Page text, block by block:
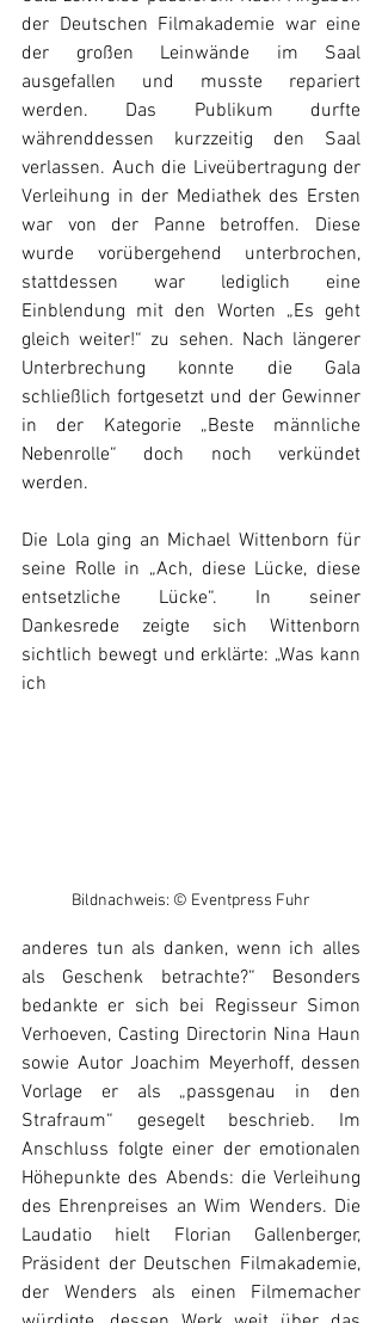
der Deutschen Filmakademie war eine
der großen Leinwände im Saal
ausgefallen und musste repariert
werden. Das Publikum durfte
währenddessen kurzzeitig den Saal
verlassen. Auch die Liveübertragung der
Verleihung in der Mediathek des Ersten
war von der Panne betroffen. Diese
wurde vorübergehend unterbrochen,
stattdessen war lediglich eine
Einblendung mit den Worten „Es geht
gleich weiter!“ zu sehen. Nach längerer
Unterbrechung konnte die Gala
schließlich fortgesetzt und der Gewinner
in der Kategorie „Beste männliche
Nebenrolle“ doch noch verkündet
werden.
Die Lola ging an Michael Wittenborn für
seine Rolle in „Ach, diese Lücke, diese
entsetzliche Lücke“. In seiner
Dankesrede zeigte sich Wittenborn
sichtlich bewegt und erklärte: „Was kann
ich
Bildnachweis: © Eventpress Fuhr
anderes tun als danken, wenn ich alles
als Geschenk betrachte?“ Besonders
bedankte er sich bei Regisseur Simon
Verhoeven, Casting Directorin Nina Haun
sowie Autor Joachim Meyerhoff, dessen
Vorlage er als „passgenau in den
Strafraum“ gesegelt beschrieb. Im
Anschluss folgte einer der emotionalen
Höhepunkte des Abends: die Verleihung
des Ehrenpreises an Wim Wenders. Die
Laudatio hielt Florian Gallenberger,
Präsident der Deutschen Filmakademie,
der Wenders als einen Filmemacher